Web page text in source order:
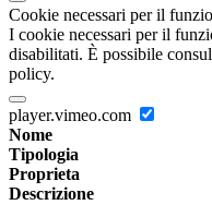
Cookie necessari per il
I cookie necessari per il
disabilitati. È possibile
policy.
player.vimeo.com
Nome
Tipologia
Proprieta
Descrizione